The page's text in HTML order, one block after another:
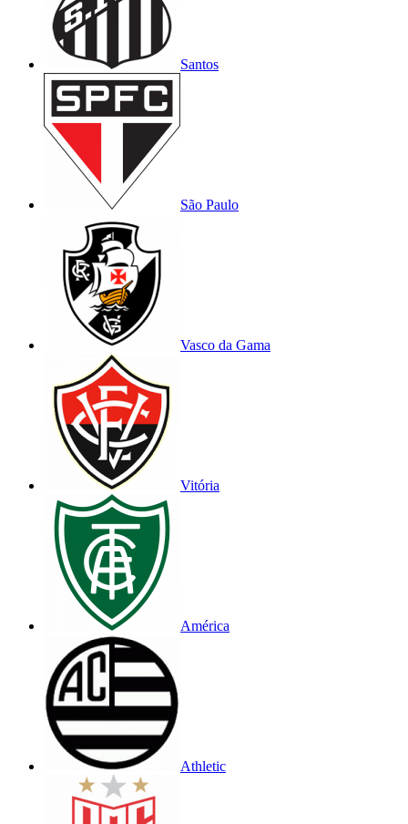
Santos
São Paulo
Vasco da Gama
Vitória
América
Athletic